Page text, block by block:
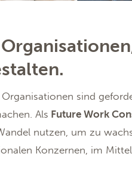
sind
Als Future Work
nutzen, um zu
Konzernen, im